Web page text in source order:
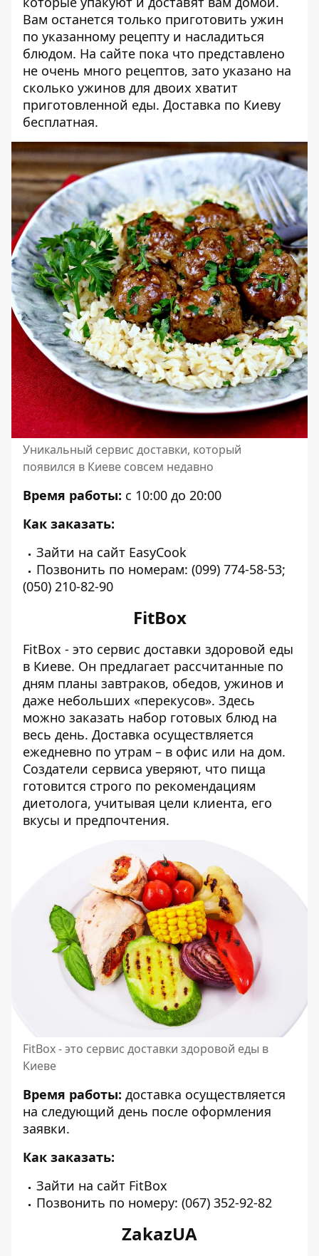
Вам останется только приготовить ужин
по указанному рецепту и насладиться
блюдом. На сайте пока что представлено
не очень много рецептов, зато указано на
сколько ужинов для двоих хватит
приготовленной еды. Доставка по Киеву
бесплатная.
Уникальный сервис доставки, который
появился в Киеве совсем недавно
Время работы: с 10:00 до 20:00
Как заказать:
Зайти на сайт EasyCook
Позвонить по номерам: (099) 774-58-53;
(050) 210-82-90‬
FitBox
FitBox - это сервис доставки здоровой еды
в Киеве. Он предлагает рассчитанные по
дням планы завтраков, обедов, ужинов и
даже небольших «перекусов». Здесь
можно заказать набор готовых блюд на
весь день. Доставка осуществляется
ежедневно по утрам – в офис или на дом.
Создатели сервиса уверяют, что пища
готовится строго по рекомендациям
диетолога, учитывая цели клиента, его
вкусы и предпочтения.
FitBox - это сервис доставки здоровой еды в
Киеве
Время работы: доставка осуществляется
на следующий день после оформления
заявки.
Как заказать:
Зайти на сайт FitBox
Позвонить по номеру: (067) 352-92-82
ZakazUA